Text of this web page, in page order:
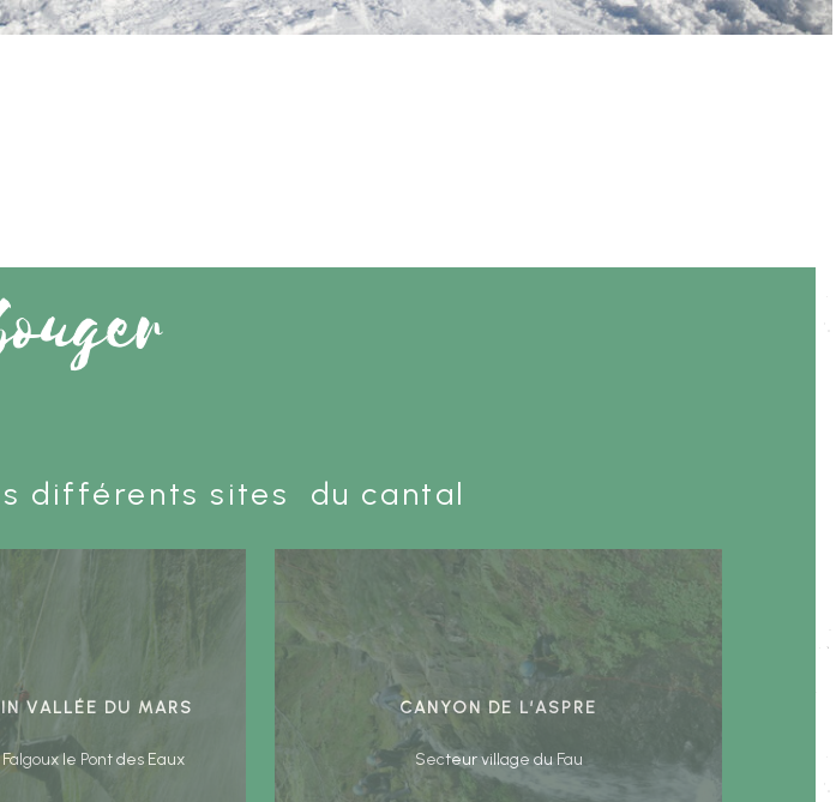
différents sites du cantal
Vallée du Mars
le Pont des Eaux
Canyon de l’Aspre
Secteur village du Fau